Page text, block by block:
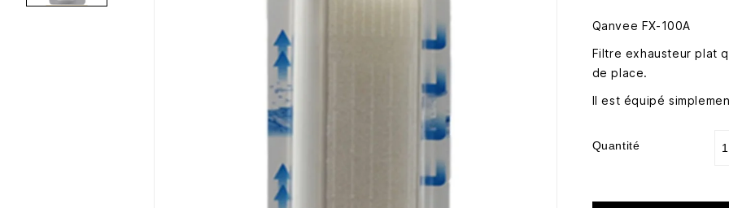
Qanvee FX-100A
Filtre exhausteur plat
de place.
Il est équipé
Quantité